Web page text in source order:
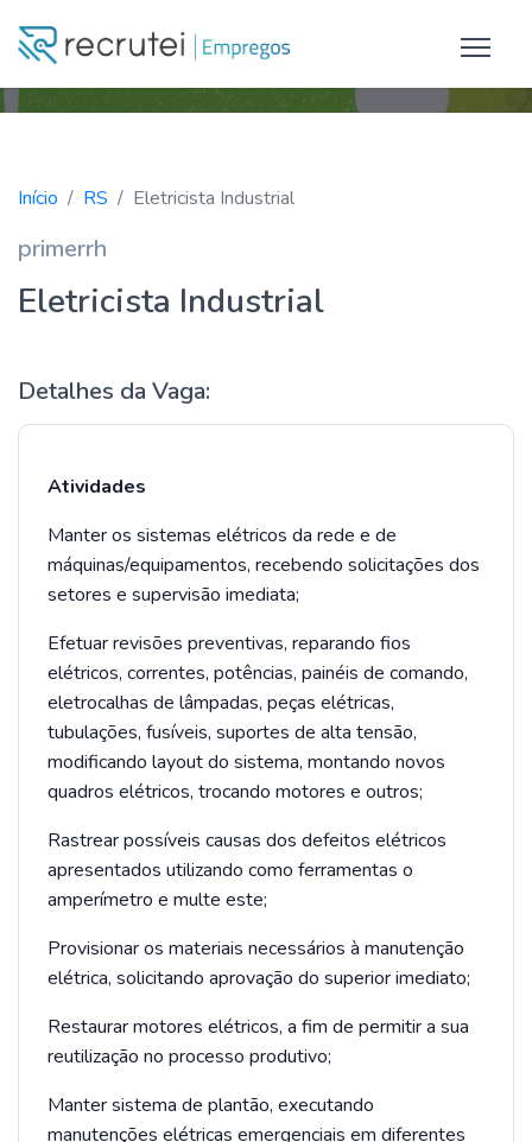
Início RS Eletricista Industrial
primerrh
Eletricista Industrial
Detalhes da Vaga:
Atividades
Manter os sistemas elétricos da rede e de
máquinas/equipamentos, recebendo solicitações dos
setores e supervisão imediata;
Efetuar revisões preventivas, reparando fios
elétricos, correntes, potências, painéis de comando,
eletrocalhas de lâmpadas, peças elétricas,
tubulações, fusíveis, suportes de alta tensão,
modificando layout do sistema, montando novos
quadros elétricos, trocando motores e outros;
Rastrear possíveis causas dos defeitos elétricos
apresentados utilizando como ferramentas o
amperímetro e multe este;
Provisionar os materiais necessários à manutenção
elétrica, solicitando aprovação do superior imediato;
Restaurar motores elétricos, a fim de permitir a sua
reutilização no processo produtivo;
Manter sistema de plantão, executando
manutenções elétricas emergenciais em diferentes